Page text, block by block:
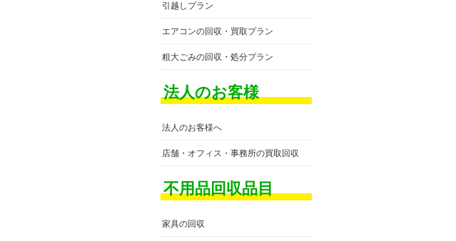
引越しプラン
エアコンの回収・買取プラン
粗大ごみの回収・処分プラン
法人のお客様
法人のお客様へ
店舗・オフィス・事務所の買取回収
不用品回収品目
家具の回収